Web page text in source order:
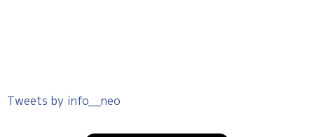
Tweets by info__neo